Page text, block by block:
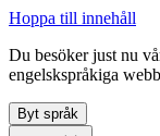
Hoppa till innehåll
Du besöker just nu
engelskspråkiga
Byt språk